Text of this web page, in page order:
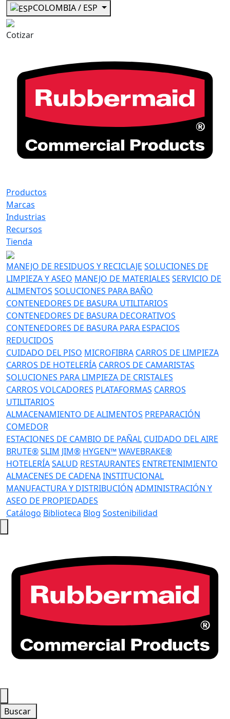
COLOMBIA / ESP
Cotizar
Productos
Marcas
Industrias
Recursos
Tienda
MANEJO DE RESIDUOS Y RECICLAJE SOLUCIONES DE
LIMPIEZA Y ASEO MANEJO DE MATERIALES SERVICIO DE
ALIMENTOS SOLUCIONES PARA BAÑO
CONTENEDORES DE BASURA UTILITARIOS
CONTENEDORES DE BASURA DECORATIVOS
CONTENEDORES DE BASURA PARA ESPACIOS
REDUCIDOS
CUIDADO DEL PISO MICROFIBRA CARROS DE LIMPIEZA
CARROS DE HOTELERÍA CARROS DE CAMARISTAS
SOLUCIONES PARA LIMPIEZA DE CRISTALES
CARROS VOLCADORES PLATAFORMAS CARROS
UTILITARIOS
ALMACENAMIENTO DE ALIMENTOS PREPARACIÓN
COMEDOR
ESTACIONES DE CAMBIO DE PAÑAL CUIDADO DEL AIRE
BRUTE®SLIM JIM® HYGEN™WAVEBRAKE®
HOTELERÍASALUD RESTAURANTES ENTRETENIMIENTO
ALMACENES DE CADENAINSTITUCIONAL
MANUFACTURA Y DISTRIBUCIÓN ADMINISTRACIÓN Y
ASEO DE PROPIEDADES
Catálogo Biblioteca Blog Sostenibilidad
Buscar